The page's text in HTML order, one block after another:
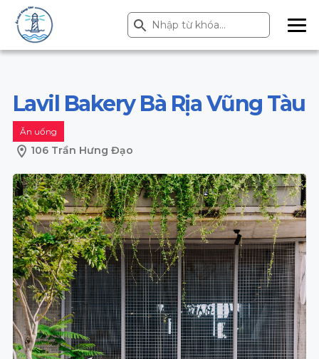
Search
for:
Search Button
ME
NU
Lavil Bakery Bà Rịa Vũng Tàu
Ăn uống
106 Trần Hưng Đạo